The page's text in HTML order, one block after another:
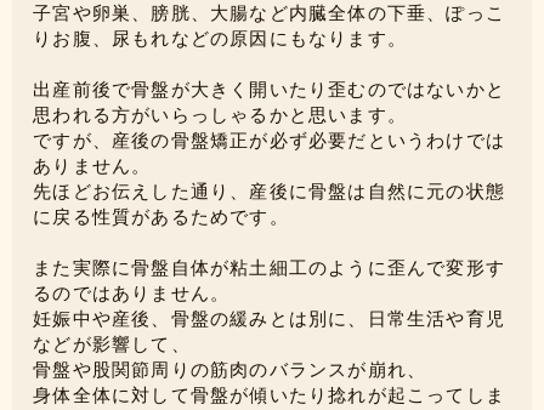
子宮や卵巣、膀胱、大腸など内臓全体の下垂、ぽっこ
りお腹、尿もれなどの原因にもなります。
出産前後で骨盤が大きく開いたり歪むのではないかと
思われる方がいらっしゃるかと思います。
ですが、産後の骨盤矯正が必ず必要だというわけでは
ありません。
先ほどお伝えした通り、産後に骨盤は自然に元の状態
に戻る性質があるためです。
また実際に骨盤自体が粘土細工のように歪んで変形す
るのではありません。
妊娠中や産後、骨盤の緩みとは別に、日常生活や育児
などが影響して、
骨盤や股関節周りの筋肉のバランスが崩れ、
身体全体に対して骨盤が傾いたり捻れが起こってしま